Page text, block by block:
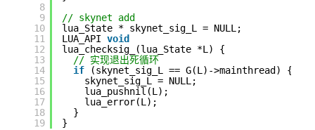
8
9
10
11
12
13
14
15
16
17
18
19
// skynet add
lua_State * skynet_sig_L = NULL;
LUA_API void
lua_checksig_(lua_State *L) {
// 实现退出死循环
if
(skynet_sig_L == G(L)->mainthread) {
skynet_sig_L = NULL;
lua_pushnil(L);
lua_error(L);
}
}